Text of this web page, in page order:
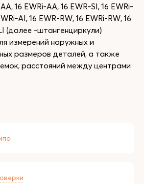
16 EWRi-AA, 16 EWR-SI, 16 EWRi-
AI, 16 EWR-RW, 16 EWRi-RW, 16
(далее -штангенциркули)
измерений наружных и
размеров деталей, а также
расстояний между центрами